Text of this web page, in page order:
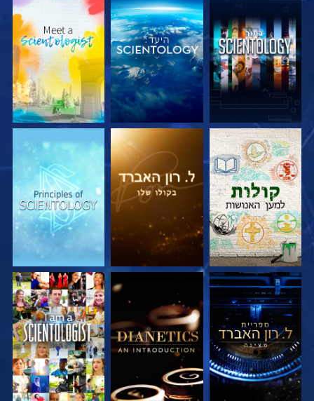
בדוק את הסדרה בדוק את הסדרה בדוק את הסדרה
בדוק את הסדרה בדוק את הסדרה צפה